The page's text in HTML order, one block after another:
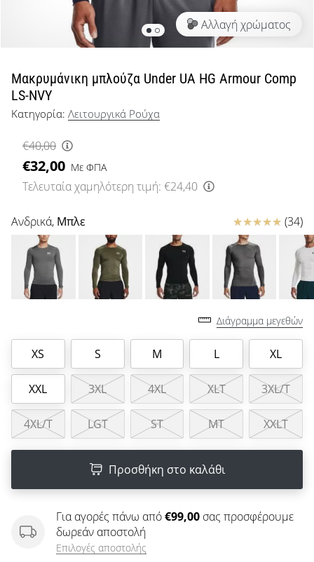
μπάσκετ
όπως
εμείς;
Έλα
μας
ως
πρεσβευτής
της
μας.
Εμφάνιση
όλων των
Αλλαγή χρώματος
Μακρυμάνικη μπλούζα Under UA HG Armour Comp
LS-NVY
Κατηγορία: Λειτουργικά Ρούχα
€40,00
€32,00 Με ΦΠΑ
Τελευταία χαμηλότερη τιμή: €24,40
Ανδρικά, Μπλε Κριτικές (34)
Διάγραμμα μεγεθών
XS S M L XL
XXL 3XL 4XL XLT 3XL/T
4XL/T LGT ST MT XXLT
Προσθήκη στο καλάθι
Για αγορές πάνω από€99,00 σας προσφέρουμε
δωρεάν αποστολή
Επιλογές αποστολής